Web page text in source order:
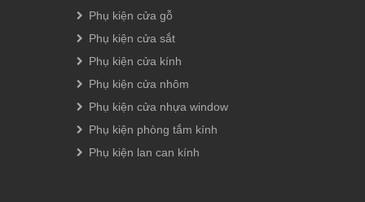
Phụ kiện cửa gỗ
Phụ kiện cửa sắt
Phụ kiện cửa kính
Phụ kiện cửa nhôm
Phụ kiện cửa nhựa window
Phụ kiện phòng tắm kính
Phụ kiện lan can kính